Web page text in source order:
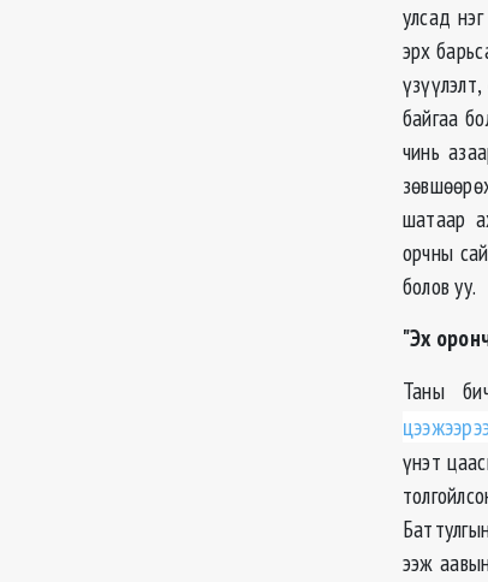
улсад
эрх
байгаа
чинь
шатаар
орчны
болов уу.
"Эх
Таны
үнэт
ээж